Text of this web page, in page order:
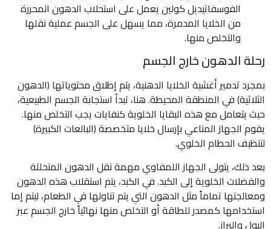
الفوسفاتيديل كولين يعمل على استحلاب الدهون المحررة
من الخلايا المدمرة، مما يسهل على الجسم عملية نقلها
والتخلص منها.
رحلة الدهون خارج الجسم
بمجرد تدمير أغشية الخلايا الدهنية، يتم إطلاق محتوياتها (الدهون
الثلاثية) في المنطقة المحيطة. هنا، تبدأ استجابة الجسم الطبيعية،
حيث يتعامل مع هذه البقايا الخلوية كنفايات يجب التخلص منها.
يقوم الجهاز المناعي بإرسال خلايا متخصصة (البالعات الكبيرة)
لتنظيف الحطام الخلوي.
بعد ذلك، يتولى الجهاز اللمفاوي مهمة نقل الدهون المتحللة
والفضلات الخلوية إلى الكبد. في الكبد، يتم استقلاب هذه الدهون
ومعالجتها تماماً مثل الدهون التي يتم تناولها في الطعام، ليتم إما
استخدامها كمصدر للطاقة أو التخلص منها نهائياً خارج الجسم عبر
البول والبراز.